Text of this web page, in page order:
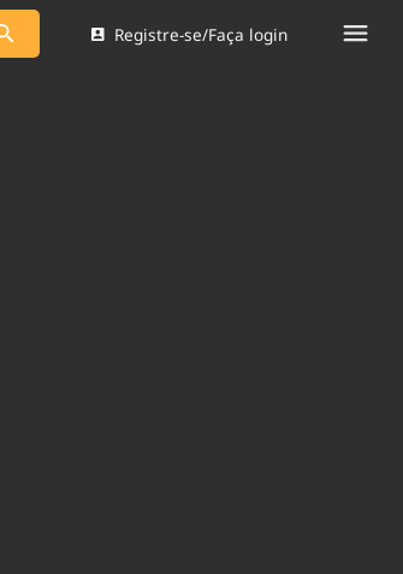
Registre-se/Faça login